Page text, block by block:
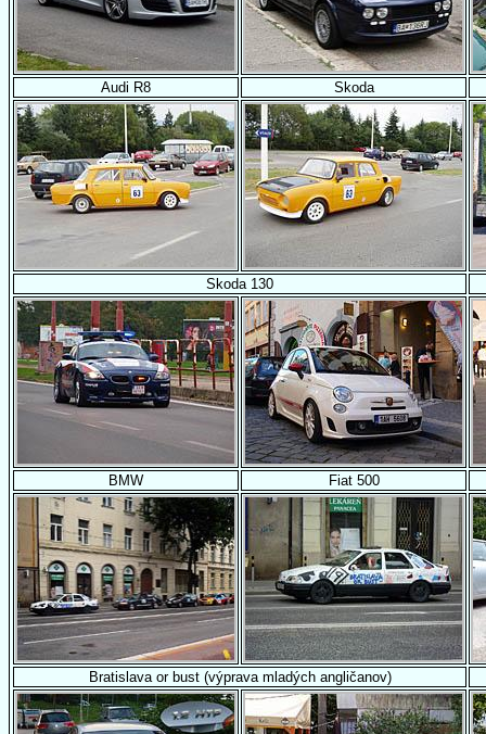
Audi R8 Skoda
Skoda 130
BMW Fiat 500
Bratislava or bust (výprava mladých angličanov)